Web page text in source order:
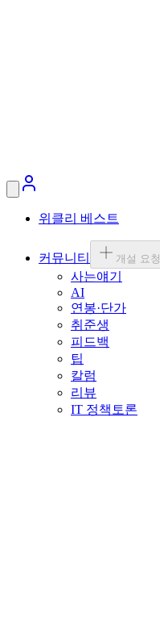
위클리 베스트
커뮤니티 개설 요청
사는얘기
AI
연봉·단가
취준생
피드백
팁
칼럼
리뷰
IT 정책토론